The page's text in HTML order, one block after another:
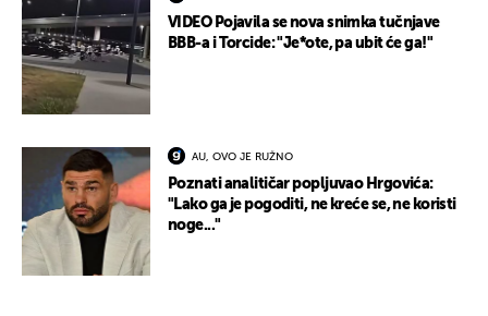
VIDEO Pojavila se nova snimka tučnjave
BBB-a i Torcide: "Je*ote, pa ubit će ga!"
AU, OVO JE RUŽNO
Poznati analitičar popljuvao Hrgovića:
"Lako ga je pogoditi, ne kreće se, ne koristi
noge..."